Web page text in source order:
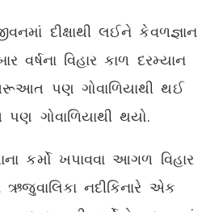
દીક્ષાથી લઈને કેવળજ્ઞાન
વર્ષના વિહાર કાળ દરમ્યાન
પણ ગોવાળિયાથી થઈ
ગોવાળિયાથી થયો.
કર્મો ખપાવવા આગળ વિહાર
નદીકિનારે એક